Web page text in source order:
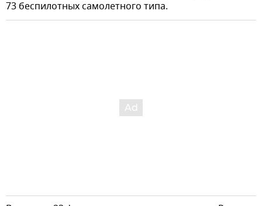
73 беспилотных самолетного типа.